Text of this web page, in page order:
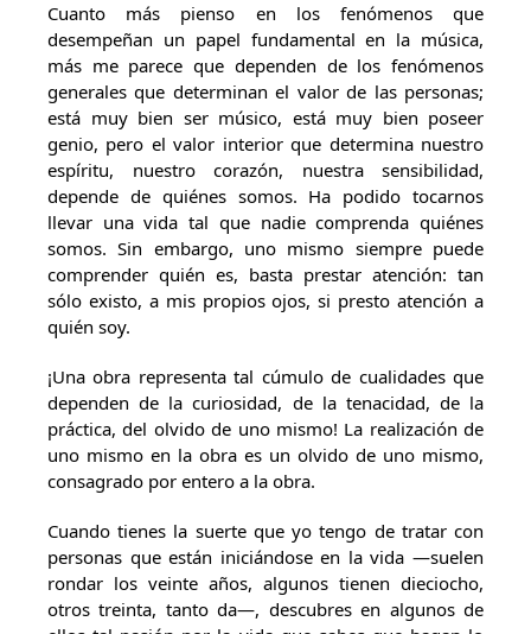
Cuanto más pienso en los fenómenos que
desempeñan un papel fundamental en la música,
más me parece que dependen de los fenómenos
generales que determinan el valor de las personas;
está muy bien ser músico, está muy bien poseer
genio, pero el valor interior que determina nuestro
espíritu, nuestro corazón, nuestra sensibilidad,
depende de quiénes somos. Ha podido tocarnos
llevar una vida tal que nadie comprenda quiénes
somos. Sin embargo, uno mismo siempre puede
comprender quién es, basta prestar atención: tan
sólo existo, a mis propios ojos, si presto atención a
quién soy.
¡Una obra representa tal cúmulo de cualidades que
dependen de la curiosidad, de la tenacidad, de la
práctica, del olvido de uno mismo! La realización de
uno mismo en la obra es un olvido de uno mismo,
consagrado por entero a la obra.
Cuando tienes la suerte que yo tengo de tratar con
personas que están iniciándose en la vida —suelen
rondar los veinte años, algunos tienen dieciocho,
otros treinta, tanto da—, descubres en algunos de